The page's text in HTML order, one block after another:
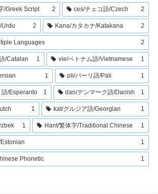
/Greek Script 2 ces/チェコ語/Czech 2
Urdu 2 Kana/カタカナ/Katakana 2
Languages 2
/Catalan 1 vie/ベトナム語/Vietnamese 1
1 pli/パーリ語/Pali 1
/Esperanto 1 dan/デンマーク語/Danish 1
1 kat/グルジア語/Georgian 1
1 Hant/繁体字/Traditional Chinese 1
1
Phonetic 1